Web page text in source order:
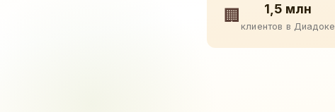
🏢 1,5 млн
клиентов в Диадоке